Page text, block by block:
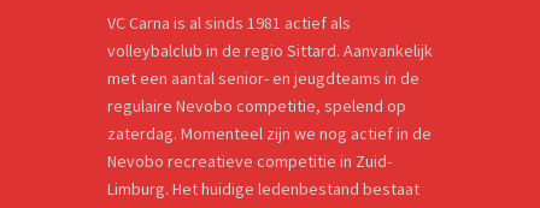
VC Carna is al sinds 1981 actief als
volleybalclub in de regio Sittard. Aanvankelijk
met een aantal senior- en jeugdteams in de
regulaire Nevobo competitie, spelend op
zaterdag. Momenteel zijn we nog actief in de
Nevobo recreatieve competitie in Zuid-
Limburg. Het huidige ledenbestand bestaat